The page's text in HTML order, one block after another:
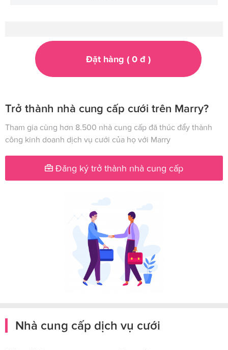
Đặt hàng ( 0đ )
Trở thành nhà cung cấp cưới trên Marry?
Tham gia cùng hơn 8.500 nhà cung cấp đã thúc đẩy thành
công kinh doanh dịch vụ cưới của họ với Marry
Đăng ký trở thành nhà cung cấp
Nhà cung cấp dịch vụ cưới